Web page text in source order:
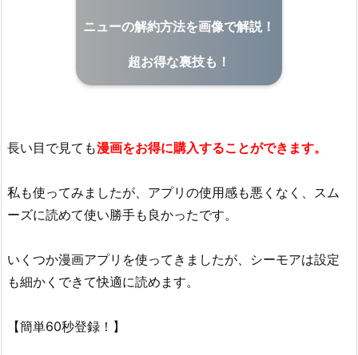
ニューの解約方法を画像で解説！
超お得な裏技も！
長い目で見ても漫画をお得に購入することができます。
私も使ってみましたが、アプリの使用感も悪くなく、スム
ーズに読めて使い勝手も良かったです。
いくつか漫画アプリを使ってきましたが、シーモアは設定
も細かくできて快適に読めます。
【簡単60秒登録！】